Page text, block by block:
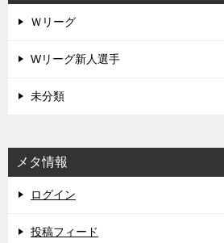
Ｗリーグ
Wリーグ新人選手
未分類
メタ情報
ログイン
投稿フィード